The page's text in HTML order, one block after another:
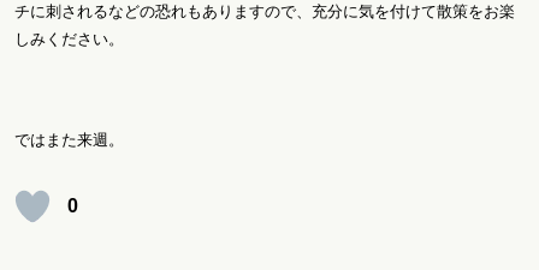
チに刺されるなどの恐れもありますので、充分に気を付けて散策をお楽
しみください。
ではまた来週。
0